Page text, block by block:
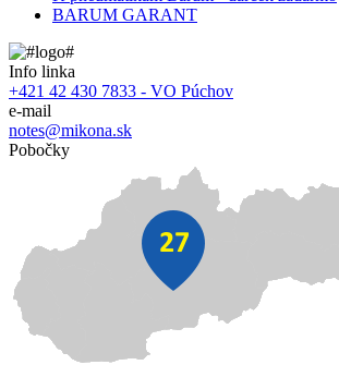
BARUM GARANT
Info linka
+421 42 430 7833 - VO Púchov
e-mail
notes@mikona.sk
Pobočky